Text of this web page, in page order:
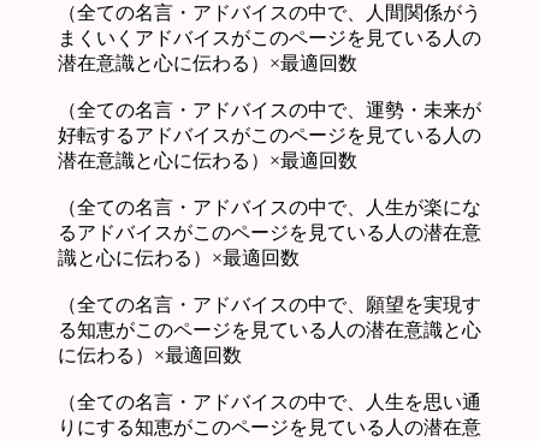
（全ての名言・アドバイスの中で、人間関係がう
まくいくアドバイスがこのページを見ている人の
潜在意識と心に伝わる）×最適回数
（全ての名言・アドバイスの中で、運勢・未来が
好転するアドバイスがこのページを見ている人の
潜在意識と心に伝わる）×最適回数
（全ての名言・アドバイスの中で、人生が楽にな
るアドバイスがこのページを見ている人の潜在意
識と心に伝わる）×最適回数
（全ての名言・アドバイスの中で、願望を実現す
る知恵がこのページを見ている人の潜在意識と心
に伝わる）×最適回数
（全ての名言・アドバイスの中で、人生を思い通
りにする知恵がこのページを見ている人の潜在意